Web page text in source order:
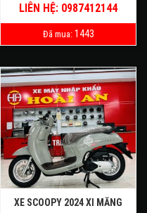
LIÊN HỆ: 0987412144
Đã mua: 1443
XE SCOOPY 2024 XI MĂNG